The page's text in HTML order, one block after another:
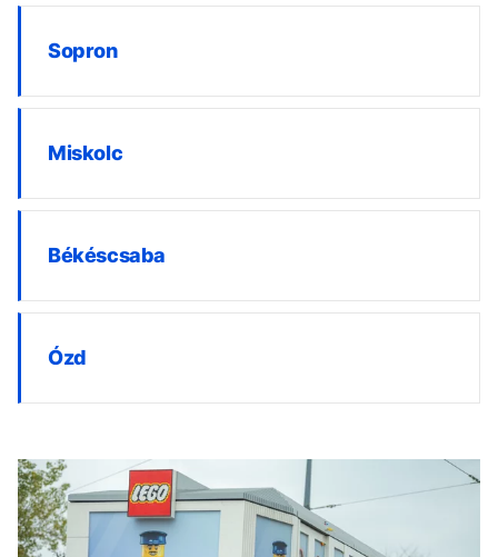
Sopron
Miskolc
Békéscsaba
Ózd